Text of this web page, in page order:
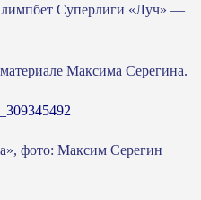
Суперлиги «Луч» —
Максима Серегина.
фото: Максим Серегин